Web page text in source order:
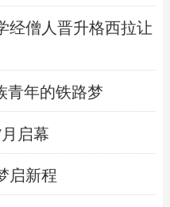
经僧人晋升格西拉让
青年的铁路梦
启幕
启新程